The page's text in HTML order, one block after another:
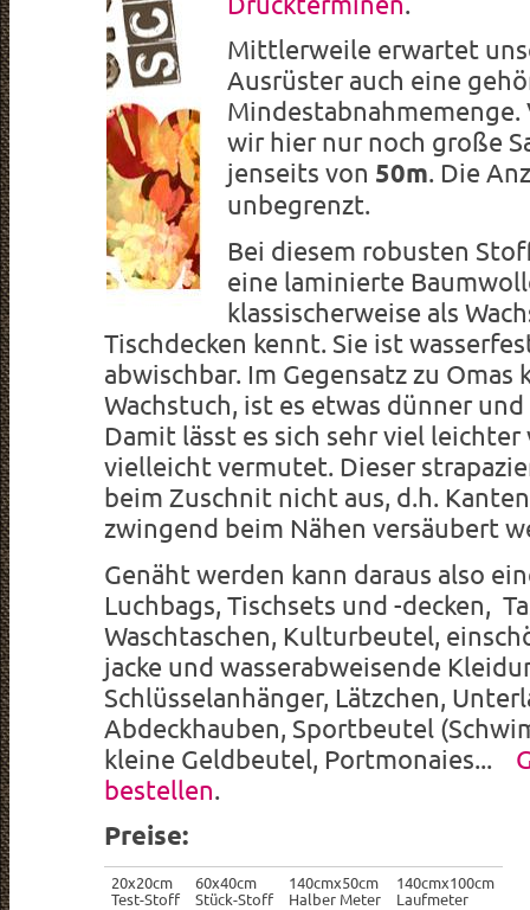
Mittlerweile erwartet
Ausrüster auch eine
Mindestabnahmemenge.
wir hier nur noch große
jenseits von 50m. Die
unbegrenzt.
Bei diesem robusten
eine laminierte
klassischerweise als
Tischdecken kennt. Sie ist
abwischbar. Im Gegensatz zu Omas
Wachstuch, ist es etwas dünner
Damit lässt es sich sehr viel leichter
vielleicht vermutet. Dieser
beim Zuschnit nicht aus, d.h.
zwingend beim Nähen versäubert
Genäht werden kann daraus also
Luchbags, Tischsets und -decken,
Waschtaschen, Kulturbeutel,
jacke und wasserabweisende
Schlüsselanhänger, Lätzchen,
Abdeckhauben, Sportbeutel
kleine Geldbeutel, Portmonaies...
bestellen.
Preise:
20x20cm
Test-Stoff
60x40cm
Stück-Stoff
140cmx50cm
Halber Meter
140cmx100cm
Laufmeter